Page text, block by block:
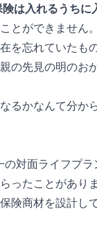
険は入れるうちに
とができません
を忘れていたもの
の先見の明のお
るかなんて分か
対面ライフプ
ったことがありま
険商材を設計し